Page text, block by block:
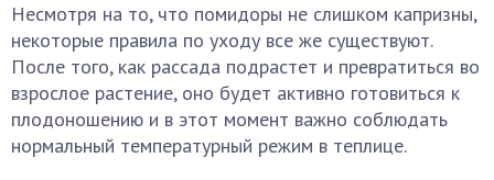
Несмотря на то, что помидоры не слишком капризны,
некоторые правила по уходу все же существуют.
После того, как рассада подрастет и превратиться во
взрослое растение, оно будет активно готовиться к
плодоношению и в этот момент важно соблюдать
нормальный температурный режим в теплице.